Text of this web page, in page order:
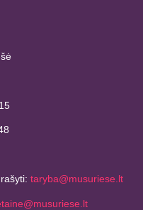
taryba@musuriese.lt